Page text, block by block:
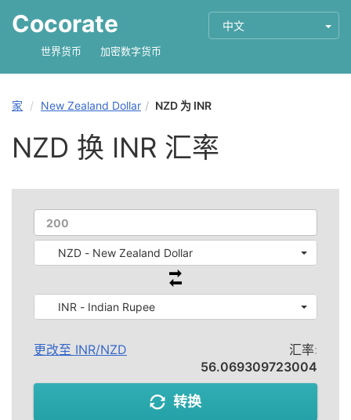
Cocorate 中文
世界货币 加密数字货币
家 New Zealand Dollar NZD 为 INR
NZD 换 INR 汇率
NZD - New Zealand Dollar
INR - Indian Rupee
更改至 INR/NZD
汇率:
56.069309723004
转换